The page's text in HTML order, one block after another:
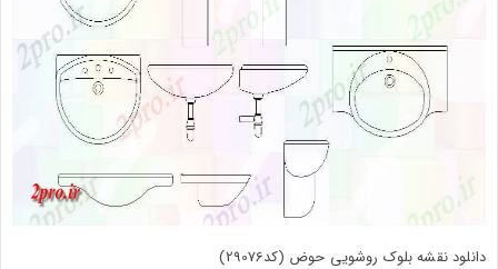
دانلود نقشه بلوک روشویی حوض (کد29076)